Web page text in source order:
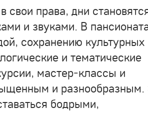
права, дни
и звуками. В
сохранению культурных
и тематические
мастер‑классы и
и разнообразным.
бодрыми,